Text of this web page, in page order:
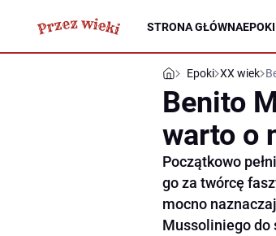
STRONA GŁÓWNAEPOKI
Epoki XX wiek
Benito
warto o
Początkowo
go za twórcę
mocno
Mussoliniego do